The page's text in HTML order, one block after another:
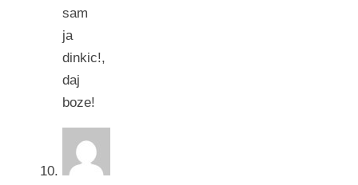
sam
ja
dinkic!,
daj
boze!